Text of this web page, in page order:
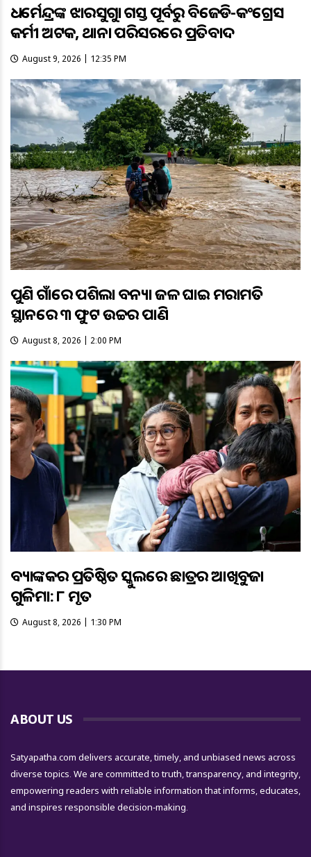
ଧର୍ମେନ୍ଦ୍ରଙ୍କ ଝାରସୁଗୁଡ଼ା ଗସ୍ତ ପୂର୍ବରୁ ବିଜେଡି-କଂଗ୍ରେସ
କର୍ମୀ ଅଟକ, ଥାନା ପରିସରରେ ପ୍ରତିବାଦ
August 9, 2026 | 12:35 PM
ପୁଣି ଗାଁରେ ପଶିଲା ବନ୍ୟା ଜଳ ଘାଇ ମରାମତି
ସ୍ଥାନରେ ୩ ଫୁଟ ଉଚ୍ଚର ପାଣି
August 8, 2026 | 2:00 PM
ବ୍ୟାଙ୍କକର ପ୍ରତିଷ୍ଠିତ ସ୍କୁଲରେ ଛାତ୍ରର ଆଖିବୁଜା
ଗୁଳିମାଡ଼: ୮ ମୃତ
August 8, 2026 | 1:30 PM
ABOUT US
Satyapatha.com delivers accurate, timely, and unbiased news across
diverse topics. We are committed to truth, transparency, and integrity,
empowering readers with reliable information that informs, educates,
and inspires responsible decision-making.